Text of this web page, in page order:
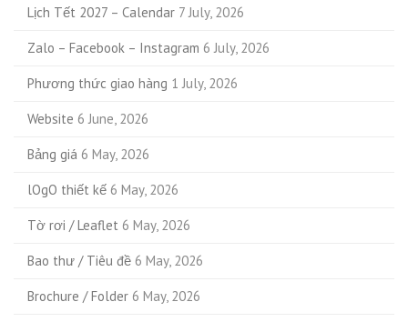
Lịch Tết 2027 – Calendar 7 July, 2026
Zalo – Facebook – Instagram 6 July, 2026
Phương thức giao hàng 1 July, 2026
Website 6 June, 2026
Bảng giá 6 May, 2026
lOgO thiết kế 6 May, 2026
Tờ rơi / Leaflet 6 May, 2026
Bao thư / Tiêu đề 6 May, 2026
Brochure / Folder 6 May, 2026